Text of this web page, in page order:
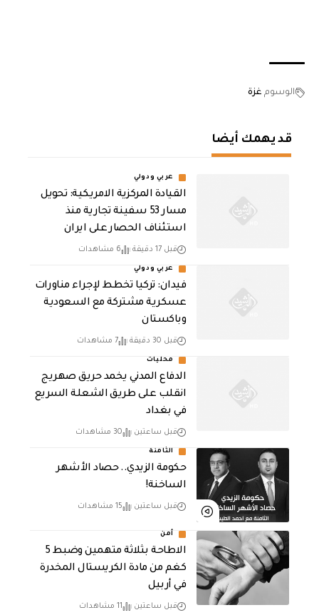
الوسوم غزة
قد يهمك أيضا
عربي ودولي
القيادة المركزية الامريكية: تحويل
مسار 53 سفينة تجارية منذ
استئناف الحصار على ايران
قبل 17 دقيقة 6 مشاهدات
عربي ودولي
فيدان: تركيا تخطط لإجراء مناورات
عسكرية مشتركة مع السعودية
وباكستان
قبل 30 دقيقة 7 مشاهدات
محليات
الدفاع المدني يخمد حريق صهريج
انقلب على طريق الشعلة السريع
في بغداد
قبل ساعتين 30 مشاهدات
الثامنة
حكومة الزيدي.. حصاد الأشهر
الساخنة!
قبل ساعتين 15 مشاهدات
أمن
الاطاحة بثلاثة متهمين وضبط 5
كغم من مادة الكريستال المخدرة ​
في أربيل
قبل ساعتين 11 مشاهدات